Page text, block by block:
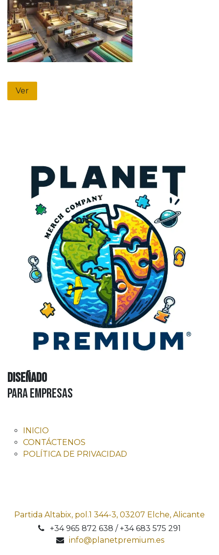
Ver
Diseñado
para Empresas
INICIO
CONTÁCTENOS
POLÍTICA DE PRIVACIDAD
Partida Altabix, pol.1 344-3, 03207 Elche, Alicante
+34 965 872 638 / +34 683 575 291
info@planetpremium.es